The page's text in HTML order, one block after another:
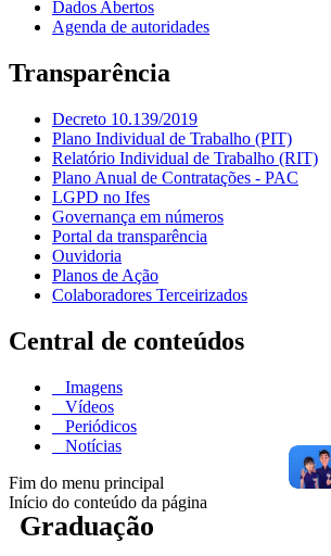
Dados Abertos
Agenda de autoridades
Transparência
Decreto 10.139/2019
Plano Individual de Trabalho (PIT)
Relatório Individual de Trabalho (RIT)
Plano Anual de Contratações - PAC
LGPD no Ifes
Governança em números
Portal da transparência
Ouvidoria
Planos de Ação
Colaboradores Terceirizados
Central de conteúdos
Imagens
Vídeos
Periódicos
Notícias
Fim do menu principal
Início do conteúdo da página
Graduação